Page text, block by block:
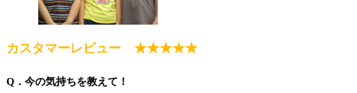
カスタマーレビュー ★★★★★
Q．今の気持ちを教えて！